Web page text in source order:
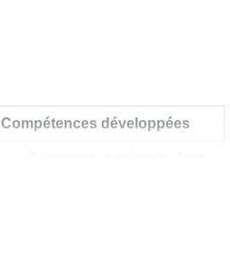
Compétences développées